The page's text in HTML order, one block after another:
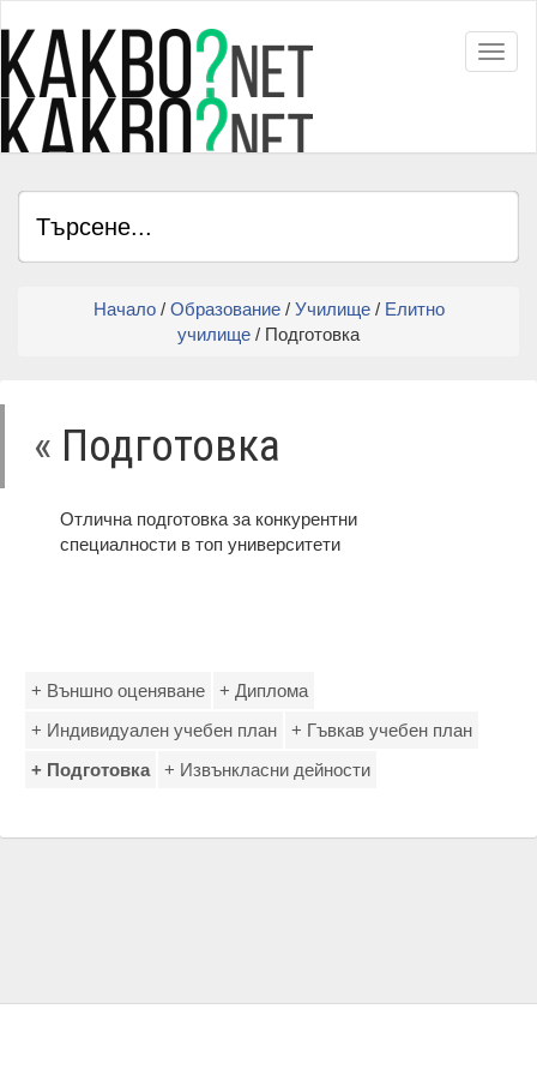
Начало/ Образование/ Училище/ Елитно
училище / Подготовка
« Подготовка
Отлична подготовка за конкурентни
специалности в топ университети
+ Външно оценяване
+ Диплома
+ Индивидуален учебен план
+ Гъвкав учебен план
+ Подготовка
+ Извънкласни дейности